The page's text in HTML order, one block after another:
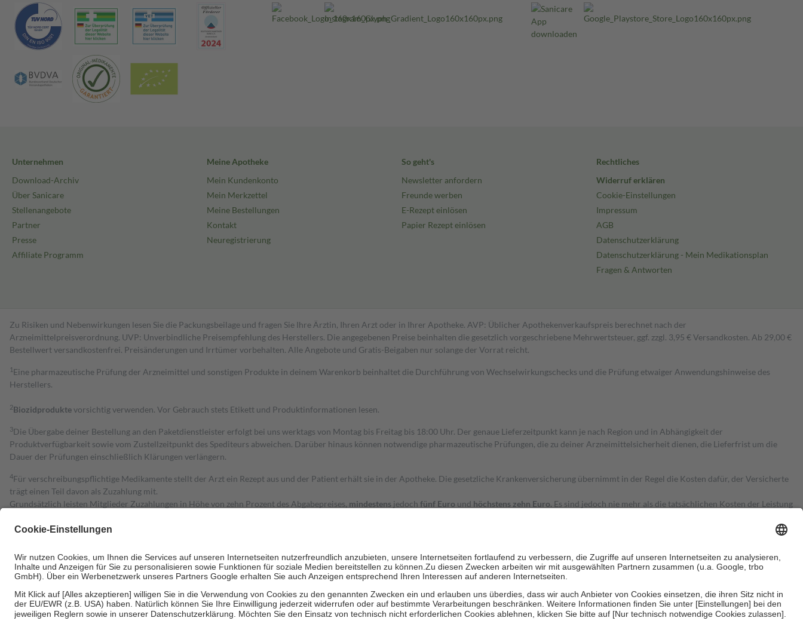
Unternehmen
Download-Archiv
Über Sanicare
Stellenangebote
Partner
Presse
Affiliate Programm
Meine Apotheke
Mein Kundenkonto
Mein Merkzettel
Meine Bestellungen
Kontakt
Neuregistrierung
So geht's
Newsletter anfordern
Freunde werben
E-Rezept einlösen
Papier Rezept einlösen
Rechtliches
Widerruf erklären
Cookie-Einstellungen
Impressum
AGB
Datenschutzerklärung
Datenschutzerklärung - Mein Medikationsplan
Fragen & Antworten
Zu Risiken und Nebenwirkungen lesen Sie die Packungsbeilage und fragen Sie Ihre Ärztin, Ihren Arzt oder in Ihrer Apotheke. AVP: Üblicher Apothekenverkaufspreis berechnet nach der
Arzneimittelpreisverordnung. UVP: Unverbindliche Preisempfehlung des Herstellers. Die angegebenen Preise beinhalten die gesetzlich vorgeschriebene Mehrwertsteuer, ggf. zzgl. 3,95 € Versandkosten. Ab 29,00 €
Bestell­wert versand­kosten­frei. Preisänderungen und Irrtümer vorbehalten. Alle Angebote und Gratis-Beigaben nur solange der Vorrat reicht.
1 Eine pharmazeutische Prüfung der Arzneimittel und sonstigen Produkte in deinem Warenkorb beinhaltet die Durchführung von Wechselwirkungschecks und die Prüfung etwaiger Anwendungshinweise des
Herstellers.
2Biozidproduktevorsichtig verwenden. Vor Gebrauch stets Etikett und Produktinformationen lesen.
3Die Übergabe deiner Bestellung an den Paketdienstleister erfolgt bei uns werktags von Montag bis Freitag bis 18:00 Uhr. Der genaue Lieferzeitpunkt kann je nach Region und in Abhängigkeit der
Produktverfügbarkeit sowie vom Zustellzeitpunkt des Spediteurs abweichen. Darüber hinaus können notwendige pharmazeutische Prüfungen, die zu deiner Arzneimittelsicherheit dienen, die Lieferfrist um die
Dauer der Prüfungen einschließlich Klärungen verlängern.
4Für verschreibungspflichtige Medikamente stellt der Arzt ein Rezept aus und der Patient erhält sie in der Apotheke. Die gesetzliche Krankenversicherung übernimmt in der Regel die Kosten dafür, der Versicherte
trägt einen Teil davon als Zuzahlung mit.
Grundsätzlich leisten Mitglieder Zuzahlungen in Höhe von zehn Prozent des Abgabepreises, mindestens jedoch fünf Euro und höchstens zehn Euro. Es sind jedoch nie mehr als die tatsächlichen Kosten der Leistung
Diese Regeln gelten grundsätzlich auch für Online-Apotheken.
Um das Engagement der Versicherten für ihre eigene Gesundheit zu stärken und die besondere Stellung der Familie zu unterstützen, fallenkeine Zuzahlungen an bei:
• Kindern und Jugendlichen bis zum vollendeten 18. Lebensjahr mit Ausnahme der Fahrkosten
• Untersuchungen zur Vorsorge und Früherkennung, die von der GKV getragen werden
• empfohlenen Schutzimpfungen
• Harn- und Blutteststreifen